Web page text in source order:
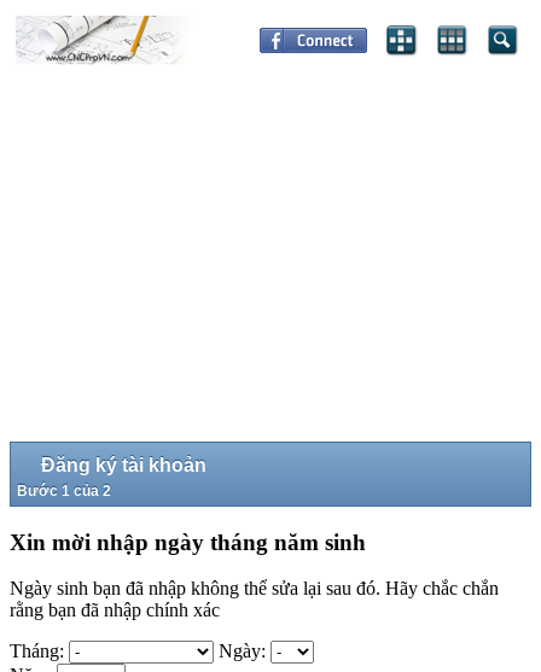
Đăng ký tài khoản
Bước 1 của 2
Xin mời nhập ngày tháng năm sinh
Ngày sinh bạn đã nhập không thể sửa lại sau đó. Hãy chắc chắn
rằng bạn đã nhập chính xác
Tháng:
Ngày: